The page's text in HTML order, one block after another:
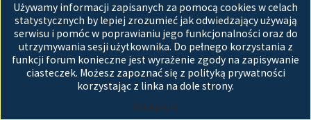
Używamy informacji zapisanych za pomocą cookies w celach
statystycznych by lepiej zrozumieć jak odwiedzający używają
serwisu i pomóc w poprawianiu jego funkcjonalności oraz do
utrzymywania sesji użytkownika. Do pełnego korzystania z
funkcji forum konieczne jest wyrażenie zgody na zapisywanie
ciasteczek. Możesz zapoznać się z polityką prywatności
korzystając z linka na dole strony.
Akceptuję